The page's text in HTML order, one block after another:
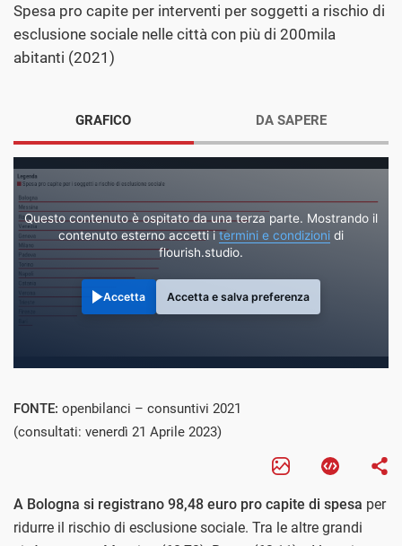
Spesa pro capite per interventi per soggetti a rischio di
esclusione sociale nelle città con più di 200mila
abitanti (2021)
GRAFICO
Questo contenuto è ospitato da una terza parte. Mostrando il
contenuto esterno accetti itermini e condizioni di
flourish.studio.
Accetta Accetta e salva preferenza
DA SAPERE
FONTE: openbilanci – consuntivi 2021
(consultati: venerdì 21 Aprile 2023)
A Bologna si registrano 98,48 euro pro capite di spesa per
ridurre il rischio di esclusione sociale. Tra le altre grandi